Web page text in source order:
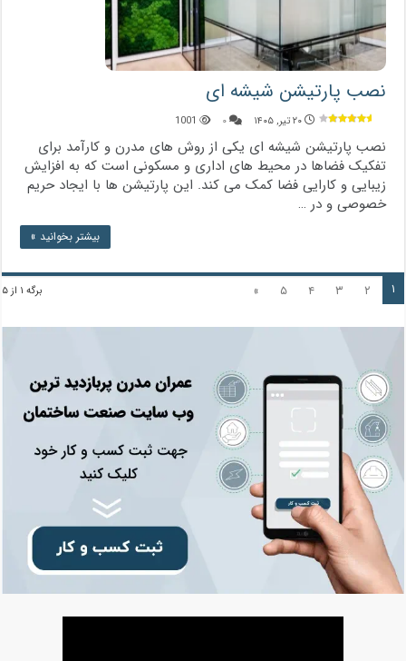
نصب پارتیشن شیشه ای
۲۰ تیر, ۱۴۰۵ ۰ 1001
نصب پارتیشن شیشه ‌ای یکی از روش‌ های مدرن و کارآمد برای
تفکیک فضاها در محیط ‌های اداری و مسکونی است که به افزایش
زیبایی و کارایی فضا کمک می‌ کند. این پارتیشن‌ ها با ایجاد حریم
خصوصی و در …
بیشتر بخوانید »
برگه ۱ از ۵ ۱ ۲ ۳ ۴ ۵ »